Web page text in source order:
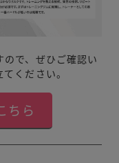
で、ぜひご確認い
ください。
ちら